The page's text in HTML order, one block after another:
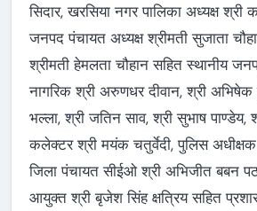
सिदार, खरसिया नगर पालिका अध्यक्ष श्री
जनपद पंचायत अध्यक्ष श्रीमती सुजाता
श्रीमती हेमलता चौहान सहित स्थानीय
नागरिक श्री अरुणधर दीवान, श्री
भल्ला, श्री जतिन साव, श्री सुभाष पाण्डेय,
कलेक्टर श्री मयंक चतुर्वेदी, पुलिस अधीक्षक
जिला पंचायत सीईओ श्री अभिजीत बबन
आयुक्त श्री बृजेश सिंह क्षत्रिय सहित